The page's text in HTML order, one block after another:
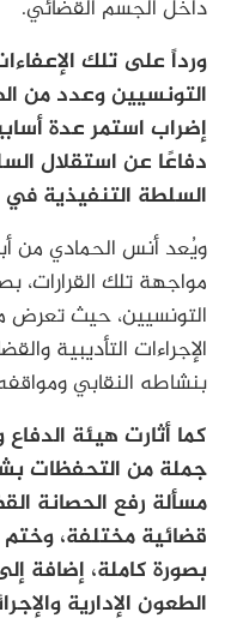
داخل الجسم القضائي.
ورداً على تلك
التونسيين وعدد من
إضراب استمر عدة
دفاعًا عن استقلال
السلطة التنفيذية
ويُعد أنس الحمادي من
مواجهة تلك القرارات،
التونسيين، حيث تعرض
الإجراءات التأديبية
بنشاطه النقابي
كما أثارت هيئة
جملة من التحفظات
مسألة رفع الحصانة
قضائية مختلفة،
بصورة كاملة، إضافة
الطعون الإدارية